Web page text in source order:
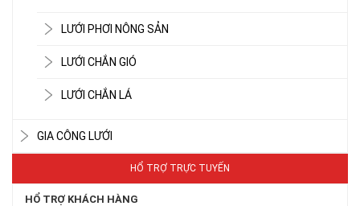
LƯỚI PHƠI NÔNG SẢN
LƯỚI CHẮN GIÓ
LƯỚI CHẮN LÁ
GIA CÔNG LƯỚI
HỔ TRỢ TRỰC TUYẾN
HỔ TRỢ KHÁCH HÀNG